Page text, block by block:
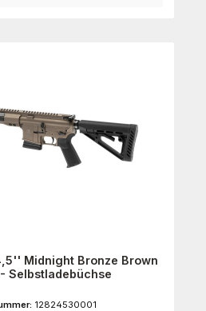
Midnight Bronze Brown
- Selbstladebüchse
12824530001